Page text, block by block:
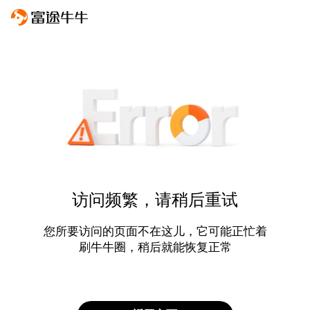
访问频繁，请稍后重试
您所要访问的页面不在这儿，它可能正忙着
刷牛牛圈，稍后就能恢复正常